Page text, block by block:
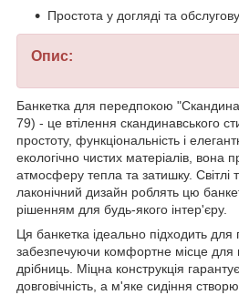
Простота у догляді та
Опис:
Банкетка для передпокою
79) - це втілення скандинавського
простоту, функціональність і
екологічно чистих матеріалів, вона
атмосферу тепла та затишку. Світлі
лаконічний дизайн роблять цю
рішенням для будь-якого інтер'єру.
Ця банкетка ідеально підходить для
забезпечуючи комфортне місце для
дрібниць. Міцна конструкція
довговічність, а м'яке сидіння